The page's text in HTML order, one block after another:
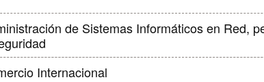
Internacional